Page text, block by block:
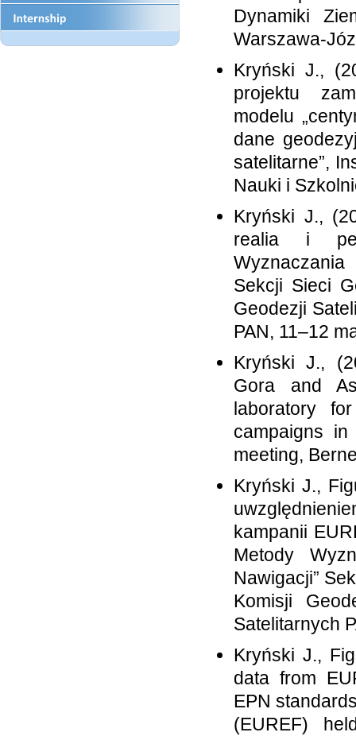
Dynamiki
Warszawa-
Kryński J.,
projektu
modelu
dane
satelitarne”,
Nauki i
Kryński J.,
realia i
Sekcji Sieci
Geodezji
PAN, 11–12
Kryński J.,
Gora and
laboratory
campaigns
meeting,
Kryński J.,
kampanii
Metody
Nawigacji”
Komisji
Satelitarnych
Kryński J.,
data from
EPN
(EUREF)